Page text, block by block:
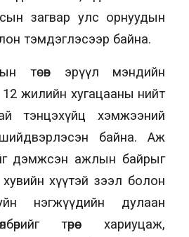
загвар улс орнуудын
тэмдэглэсээр байна.
төсөв эрүүл мэндийн
12 жилийн хугацааны нийт
тэнцэхүйц хэмжээний
байна. Аж
дэмжсэн ажлын байрыг
хүүтэй зээл болон
нэгжүүдийн дулаан
төрөөс хариуцаж,